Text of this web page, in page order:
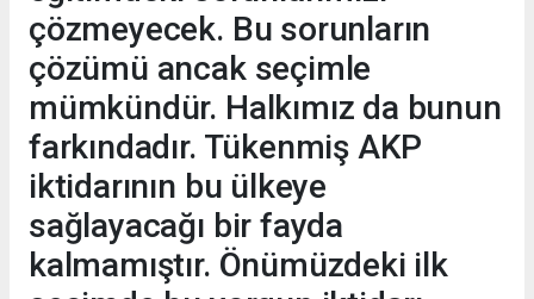
çözmeyecek. Bu sorunların
çözümü ancak seçimle
mümkündür. Halkımız da bunun
farkındadır. Tükenmiş AKP
iktidarının bu ülkeye
sağlayacağı bir fayda
kalmamıştır. Önümüzdeki ilk